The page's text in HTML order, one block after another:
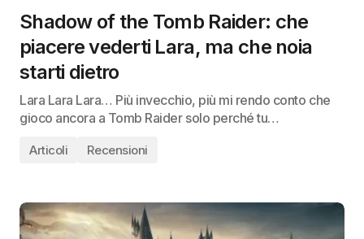
Shadow of the Tomb Raider: che
piacere vederti Lara, ma che noia
starti dietro
Lara Lara Lara… Più invecchio, più mi rendo conto che
gioco ancora a Tomb Raider solo perché tu…
Articoli Recensioni